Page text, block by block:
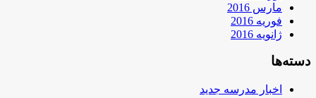
مارس 2016
فوریه 2016
ژانویه 2016
دسته‌ها
اخبار مدرسه جدید